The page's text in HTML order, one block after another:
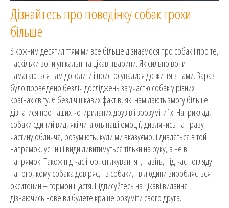
Дізнайтесь про поведінку собак трохи
більше
З кожним десятиліттям ми все більше дізнаємося про собак і про те,
наскільки вони унікальні та цікаві тварини. Як сильно вони
намагаються нам догодити і пристосувалися до життя з нами. Зараз
було проведено безліч досліджень за участю собак у різних
країнах світу. Є безліч цікавих фактів, які нам дають змогу більше
дізнатися про наших чотирилапих друзів і зрозуміти їх. Наприклад,
собаки єдиний вид, які читають наші емоції, дивлячись на праву
частину обличчя, розуміють, куди ми вказуємо, і дивляться в той
напрямок, усі інші види дивитимуться тільки на руку, а не в
напрямок. Також під час ігор, спілкування і, навіть, під час погляду
на того, кому собака довіряє, і в собаки, і в людини виробляється
окситоцин – гормон щастя. Підписуйтесь на цікаві видання і
дізнаючись нове ви будете краще розуміти свого друга.